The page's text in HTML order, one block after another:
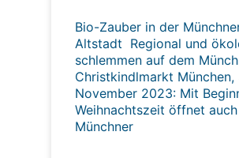
Bio-Zauber in der
Altstadt Regional und
schlemmen auf dem
Christkindlmarkt München,
November 2023: Mit
Weihnachtszeit öffnet
Münchner